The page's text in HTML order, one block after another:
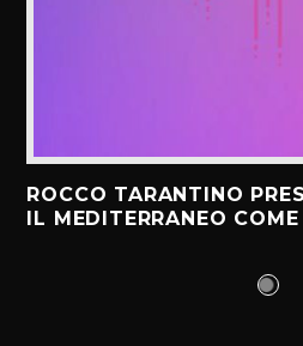
ROCCO TARANTINO
IL MEDITERRANEO